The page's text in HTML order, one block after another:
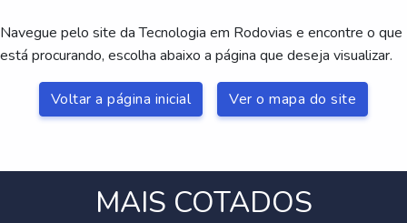
Navegue pelo site da Tecnologia em Rodovias e encontre o que
está procurando, escolha abaixo a página que deseja visualizar.
Voltar a página inicial Ver o mapa do site
MAIS COTADOS